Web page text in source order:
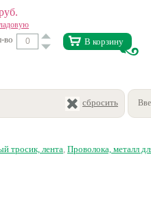
во В корзину
сбросить
тросик, лента, Проволока, металл